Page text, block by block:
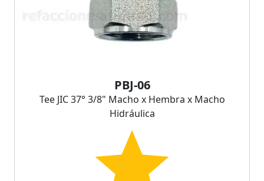
PBJ-06
Tee JIC 37° 3/8" Macho x Hembra x Macho
Hidráulica